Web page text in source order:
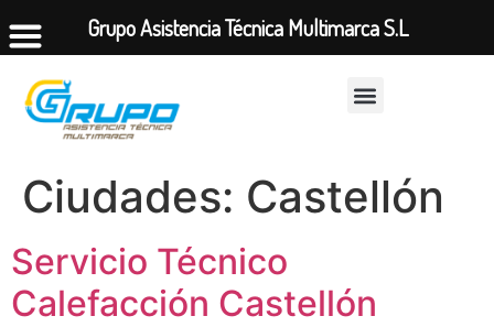
Ciudades: Castellón
Servicio Técnico
Calefacción Castellón
Grupo Asistencia Técnica Multimarca S.L